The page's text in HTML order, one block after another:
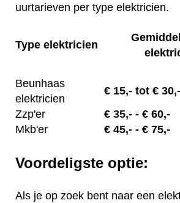
uurtarieven per type elektricien.
Type elektricien
Beunhaas
elektricien
€ 15,- tot € 30,-
Zzp'er
€ 35,- - € 60,-
Mkb'er
€ 45,- - € 75,-
Voordeligste optie:
Als je op zoek bent naar een